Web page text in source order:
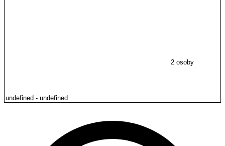
2 osoby